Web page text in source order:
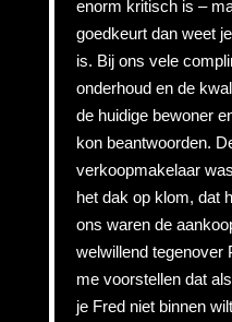
enorm kritisch is –
goedkeurt dan weet
is. Bij ons vele
onderhoud en de
de huidige bewoner
kon beantwoorden.
verkoopmakelaar
het dak op klom, dat
ons waren de
welwillend tegenover
me voorstellen dat
je Fred niet binnen